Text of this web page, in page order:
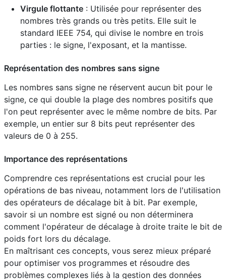
Virgule flottante : Utilisée pour représenter des
nombres très grands ou très petits. Elle suit le
standard IEEE 754, qui divise le nombre en trois
parties : le signe, l'exposant, et la mantisse.
Représentation des nombres sans signe
Les nombres sans signe ne réservent aucun bit pour le
signe, ce qui double la plage des nombres positifs que
l'on peut représenter avec le même nombre de bits. Par
exemple, un entier sur 8 bits peut représenter des
valeurs de 0 à 255.
Importance des représentations
Comprendre ces représentations est crucial pour les
opérations de bas niveau, notamment lors de l'utilisation
des opérateurs de décalage bit à bit. Par exemple,
savoir si un nombre est signé ou non déterminera
comment l'opérateur de décalage à droite traite le bit de
poids fort lors du décalage.
En maîtrisant ces concepts, vous serez mieux préparé
pour optimiser vos programmes et résoudre des
problèmes complexes liés à la gestion des données